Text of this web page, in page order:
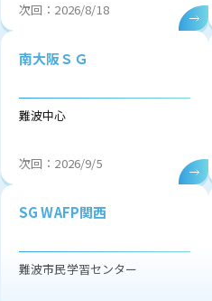
次回：2026/8/18
南大阪ＳＧ
難波中心
次回：2026/9/5
SG WAFP関西
難波市民学習センター